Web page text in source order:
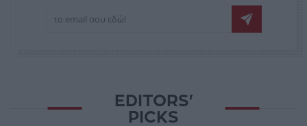
EDITORS'
PICKS